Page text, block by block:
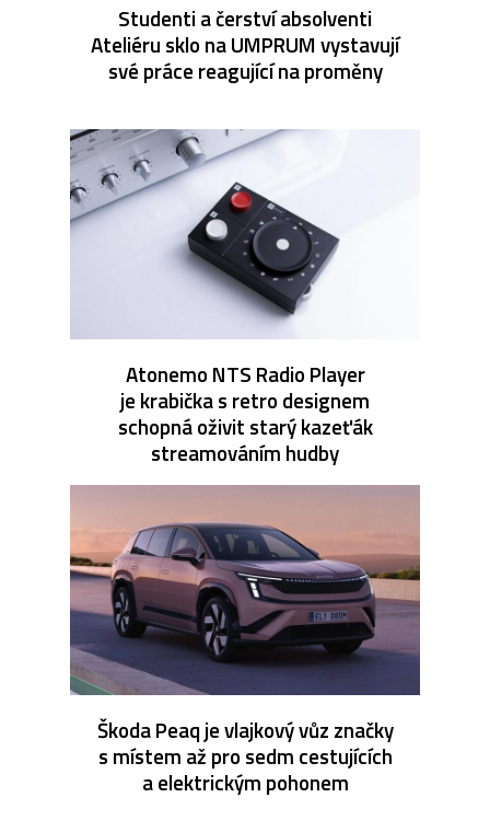
Studenti a čerství absolventi
Ateliéru sklo na UMPRUM vystavují
své práce reagující na proměny
Atonemo NTS Radio Player
je krabička s retro designem
schopná oživit starý kazeťák
streamováním hudby
Škoda Peaq je vlajkový vůz značky
s místem až pro sedm cestujících
a elektrickým pohonem